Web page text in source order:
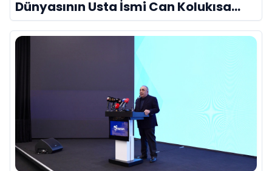
Dünyasının Usta İsmi Can Kolukısa
Hayatını Kaybetti